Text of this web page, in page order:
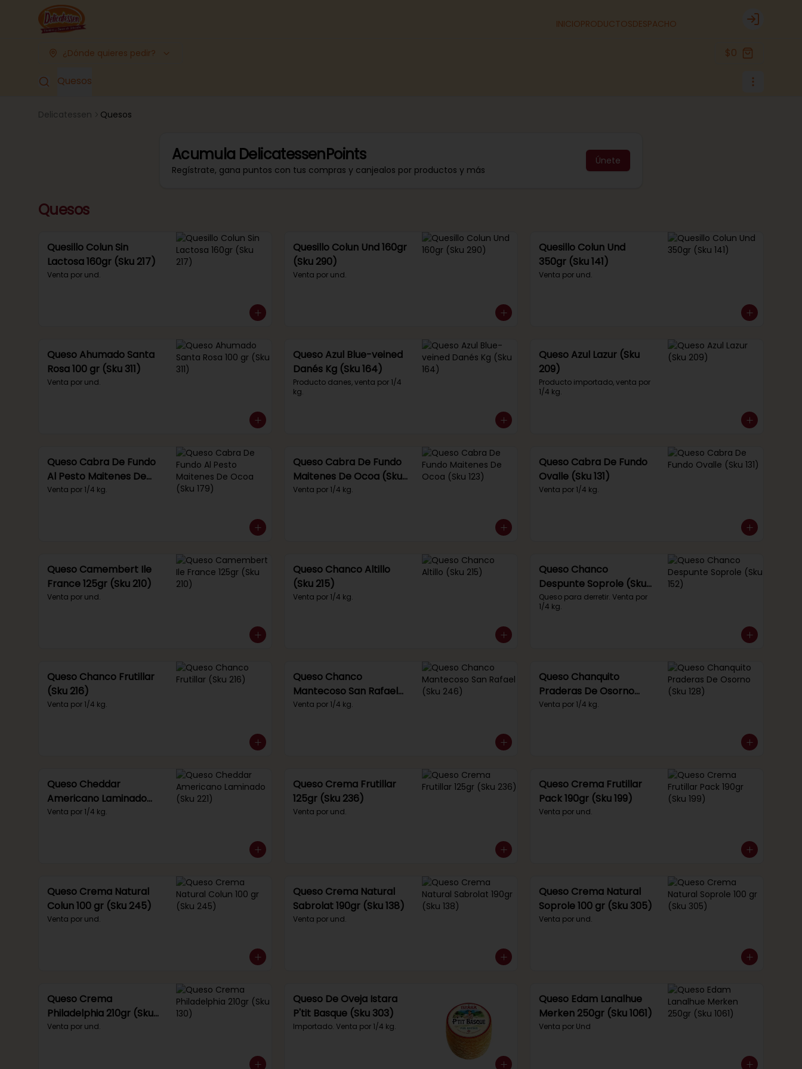
INICIOPRODUCTOSDESPACHO Login
¿Dónde quieres pedir? $0
Quesos
Delicatessen Quesos
Acumula DelicatessenPoints
Regístrate, gana puntos con tus compras y canjealos por productos y más
Únete
Quesos
Quesillo Colun Sin
Lactosa 160gr (Sku 217)
Venta por und.
Quesillo Colun Und 160gr
(Sku 290)
Venta por und.
Quesillo Colun Und
350gr (Sku 141)
Venta por und.
Queso Ahumado Santa
Rosa 100 gr (Sku 311)
Venta por und.
Queso Azul Blue-veined
Danés Kg (Sku 164)
Producto danes, venta por 1/4
kg.
Queso Azul Lazur (Sku
209)
Producto importado, venta por
1/4 kg.
Queso Cabra De Fundo
Al Pesto Maitenes De
Ocoa (Sku 179)
Venta por 1/4 kg.
Queso Cabra De Fundo
Maitenes De Ocoa (Sku
123)
Venta por 1/4 kg.
Queso Cabra De Fundo
Ovalle (Sku 131)
Venta por 1/4 kg.
Queso Camembert Ile
France 125gr (Sku 210)
Venta por und.
Queso Chanco Altillo
(Sku 215)
Venta por 1/4 kg.
Queso Chanco
Despunte Soprole (Sku
152)
Queso para derretir. Venta por
1/4 kg.
Queso Chanco Frutillar
(Sku 216)
Venta por 1/4 kg.
Queso Chanco
Mantecoso San Rafael
(Sku 246)
Venta por 1/4 kg.
Queso Chanquito
Praderas De Osorno
(Sku 128)
Venta por 1/4 kg.
Queso Cheddar
Americano Laminado
(Sku 221)
Venta por 1/4 kg.
Queso Crema Frutillar
125gr (Sku 236)
Venta por und.
Queso Crema Frutillar
Pack 190gr (Sku 199)
Venta por und.
Queso Crema Natural
Colun 100 gr (Sku 245)
Venta por und.
Queso Crema Natural
Sabrolat 190gr (Sku 138)
Venta por und.
Queso Crema Natural
Soprole 100 gr (Sku 305)
Venta por und.
Queso Crema
Philadelphia 210gr (Sku
130)
Venta por und.
Queso De Oveja Istara
P'tit Basque (Sku 303)
Importado. Venta por 1/4 kg.
Queso Edam Lanalhue
Merken 250gr (Sku 1061)
Venta por Und